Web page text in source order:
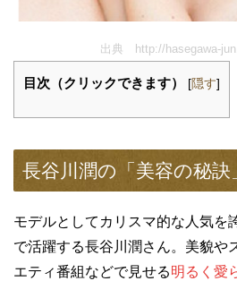
出典 http://hasegawa-
目次（クリックできます） [隠す]
長谷川潤の「美容の秘訣
モデルとしてカリスマ的な人気を
で活躍する長谷川潤さん。美貌や
エティ番組などで見せる明るく愛